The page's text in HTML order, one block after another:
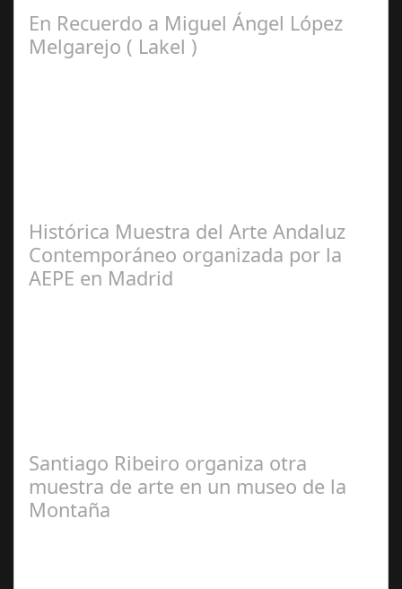
En Recuerdo a Miguel Ángel López
Melgarejo ( Lakel )
Histórica Muestra del Arte Andaluz
Contemporáneo organizada por la
AEPE en Madrid
Santiago Ribeiro organiza otra
muestra de arte en un museo de la
Montaña